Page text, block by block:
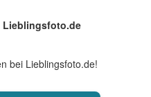
Lieblingsfoto.de
bei Lieblingsfoto.de!